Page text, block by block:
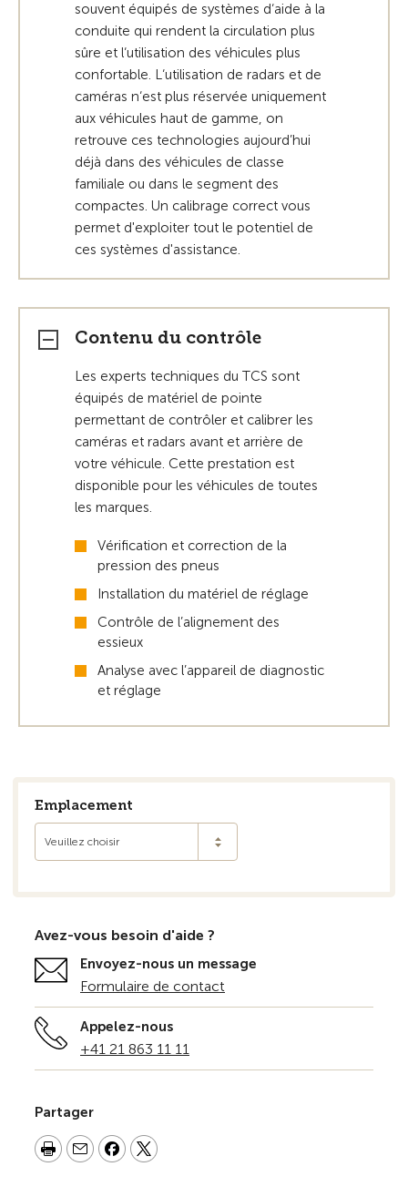
souvent équipés de systèmes d‘aide à la
conduite qui rendent la circulation plus
sûre et l‘utilisation des véhicules plus
confortable. L‘utilisation de radars et de
caméras n‘est plus réservée uniquement
aux véhicules haut de gamme, on
retrouve ces technologies aujourd’hui
déjà dans des véhicules de classe
familiale ou dans le segment des
compactes. Un calibrage correct vous
permet d'exploiter tout le potentiel de
ces systèmes d'assistance.
Contenu du contrôle
Les experts techniques du TCS sont
équipés de matériel de pointe
permettant de contrôler et calibrer les
caméras et radars avant et arrière de
votre véhicule. Cette prestation est
disponible pour les véhicules de toutes
les marques.
Vérification et correction de la
pression des pneus
Installation du matériel de réglage
Contrôle de l’alignement des
essieux
Analyse avec l’appareil de diagnostic
et réglage
Emplacement
Veuillez choisir
Avez-vous besoin d'aide ?
Envoyez-nous un message
Formulaire de contact
Appelez-nous
+41 21 863 11 11
Partager